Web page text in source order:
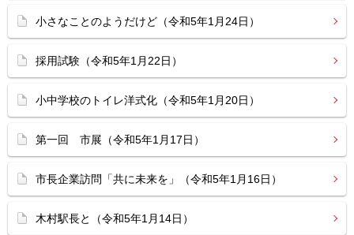
小さなことのようだけど（令和5年1月24日）
採用試験（令和5年1月22日）
小中学校のトイレ洋式化（令和5年1月20日）
第一回 市展（令和5年1月17日）
市長企業訪問「共に未来を」（令和5年1月16日）
木村駅長と（令和5年1月14日）